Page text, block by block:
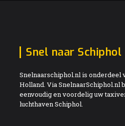
Snel naar Schiphol
Snelnaarschiphol.nl is onderdeel
Holland. Via SnelnaarSchiphol.nl
eenvoudig en voordelig uw
luchthaven Schiphol.